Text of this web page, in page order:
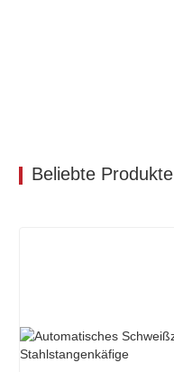
Beliebte Produkte